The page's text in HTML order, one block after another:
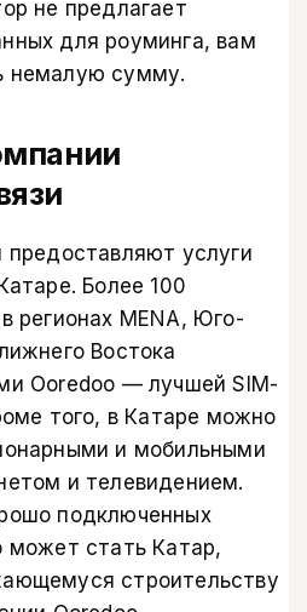
не предлагает
для роуминга, вам
немалую сумму.
предоставляют услуги
Более 100
регионах MENA, Юго-
Востока
Ooredoo — лучшей SIM-
того, в Катаре можно
и мобильными
и телевидением.
подключенных
может стать Катар,
строительству